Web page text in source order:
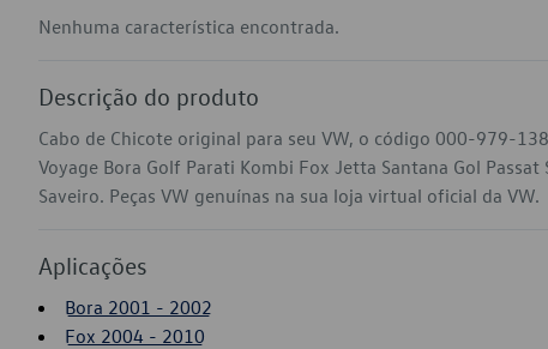
Nenhuma característica encontrada.
Descrição do produto
Cabo de Chicote original para seu VW, o código 000-979-
Voyage Bora Golf Parati Kombi Fox Jetta Santana Gol Passat
Saveiro. Peças VW genuínas na sua loja virtual oficial da VW.
Aplicações
Bora 2001 - 2002
Fox 2004 - 2010